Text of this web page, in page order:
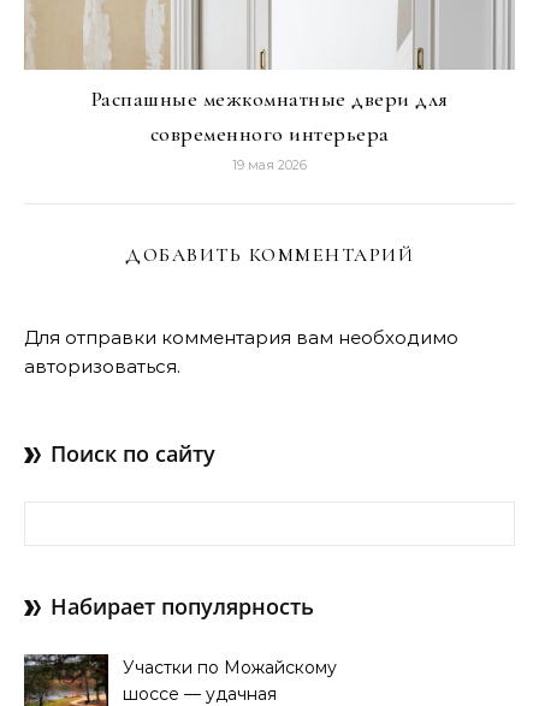
Распашные межкомнатные двери для
современного интерьера
19 мая 2026
ДОБАВИТЬ КОММЕНТАРИЙ
Для отправки комментария вам необходимо
авторизоваться.
Поиск по сайту
Набирает популярность
Участки по Можайскому
шоссе — удачная